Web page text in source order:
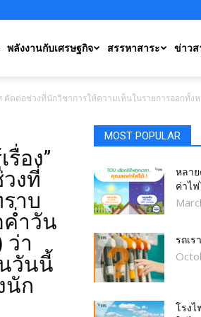
พลังงานกับเศรษฐกิจ สรรหาสาระ ข่าว
ดต่อช่วงที่นักวิชาการให้ความเห็นในรายการออกทั้ง
อง”
งที่
าบ
ค่ำวัน
ว่า
นวันนี้
นัก
MOST POPULAR
หลาย
ค่าไฟ
รถเร
โรง